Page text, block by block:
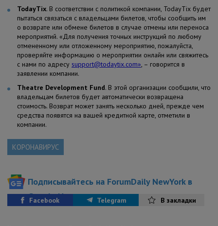
TodayTix. В соответствии с политикой компании, TodayTix будет
пытаться связаться с владельцами билетов, чтобы сообщить им
о возврате или обмене билетов в случае отмены или переноса
мероприятий. «Для получения точных инструкций по любому
отмененному или отложенному мероприятию, пожалуйста,
проверяйте информацию о мероприятии онлайн или свяжитесь
с нами по адресу support@todaytix.com», – говорится в
заявлении компании.
Theatre Development Fund. В этой организации сообщили, что
владельцам билетов будет автоматически возвращена
стоимость. Возврат может занять несколько дней, прежде чем
средства появятся на вашей кредитной карте, отметили в
компании.
КОРОНАВИРУС
Подписывайтесь на ForumDaily NewYork в
Google News
Facebook Telegram В закладки